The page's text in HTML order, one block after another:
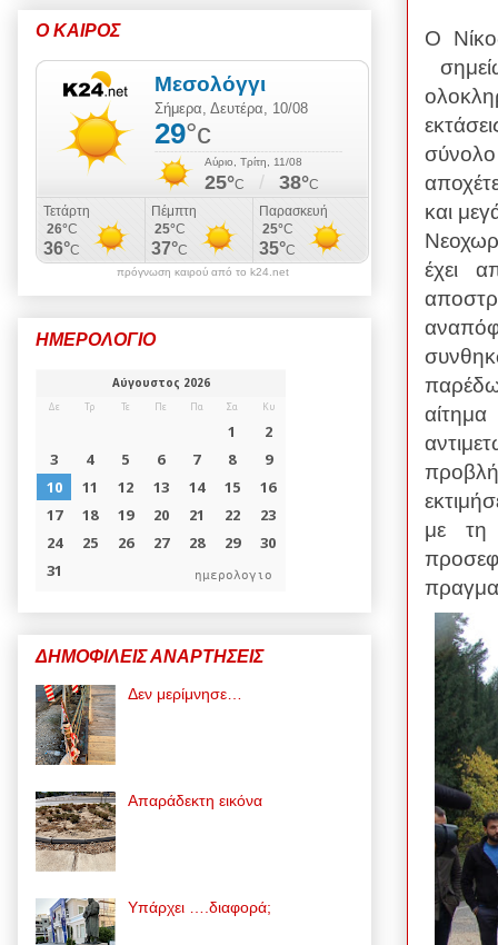
Ο
και
έχει
με τη
Ο ΚΑΙΡΟΣ
πρόγνωση καιρού από το k24.net
ΗΜΕΡΟΛΟΓΙΟ
ημερολογιο
ΔΗΜΟΦΙΛΕΙΣ ΑΝΑΡΤΗΣΕΙΣ
Δεν μερίμνησε…
Απαράδεκτη εικόνα
Υπάρχει ….διαφορά;